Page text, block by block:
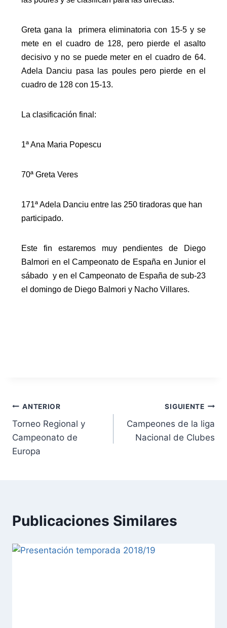
Greta gana la primera eliminatoria con 15-5 y se
mete en el cuadro de 128, pero pierde el asalto
decisivo y no se puede meter en el cuadro de 64.
Adela Danciu pasa las poules pero pierde en el
cuadro de 128 con 15-13.
La clasificación final:
1ª Ana Maria Popescu
70ª Greta Veres
171ª Adela Danciu entre las 250 tiradoras que han
participado.
Este fin estaremos muy pendientes de Diego
Balmori en el Campeonato de España en Junior el
sábado y en el Campeonato de España de sub-23
el domingo de Diego Balmori y Nacho Villares.
ANTERIOR
Torneo Regional y
Campeonato de
Europa
SIGUIENTE
Campeones de la liga
Nacional de Clubes
Publicaciones Similares